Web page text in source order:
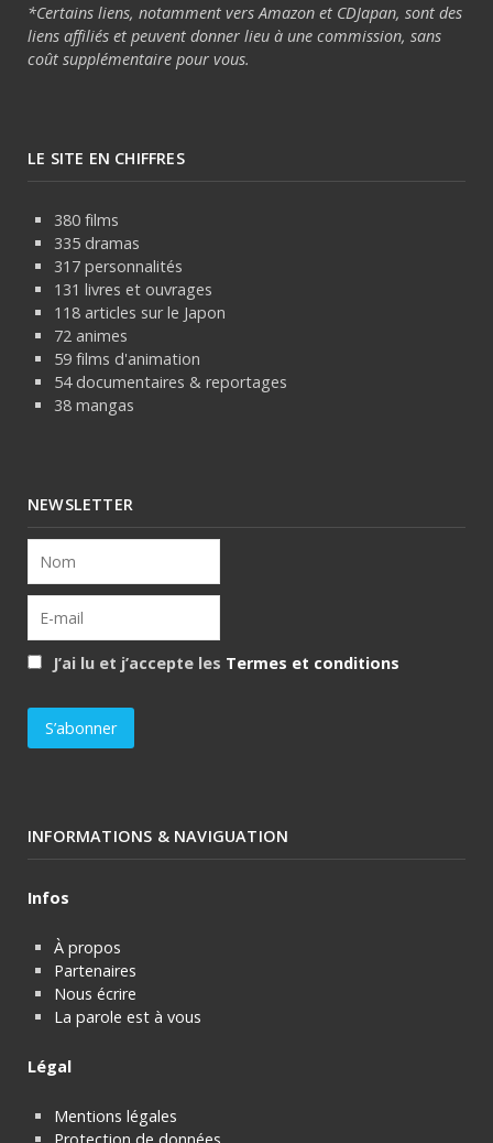
*Certains liens, notamment vers Amazon et CDJapan, sont des
liens affiliés et peuvent donner lieu à une commission, sans
coût supplémentaire pour vous.
LE SITE EN CHIFFRES
380 films
335 dramas
317 personnalités
131 livres et ouvrages
118 articles sur le Japon
72 animes
59 films d'animation
54 documentaires & reportages
38 mangas
NEWSLETTER
J’ai lu et j’accepte les Termes et conditions
INFORMATIONS & NAVIGUATION
Infos
À propos
Partenaires
Nous écrire
La parole est à vous
Légal
Mentions légales